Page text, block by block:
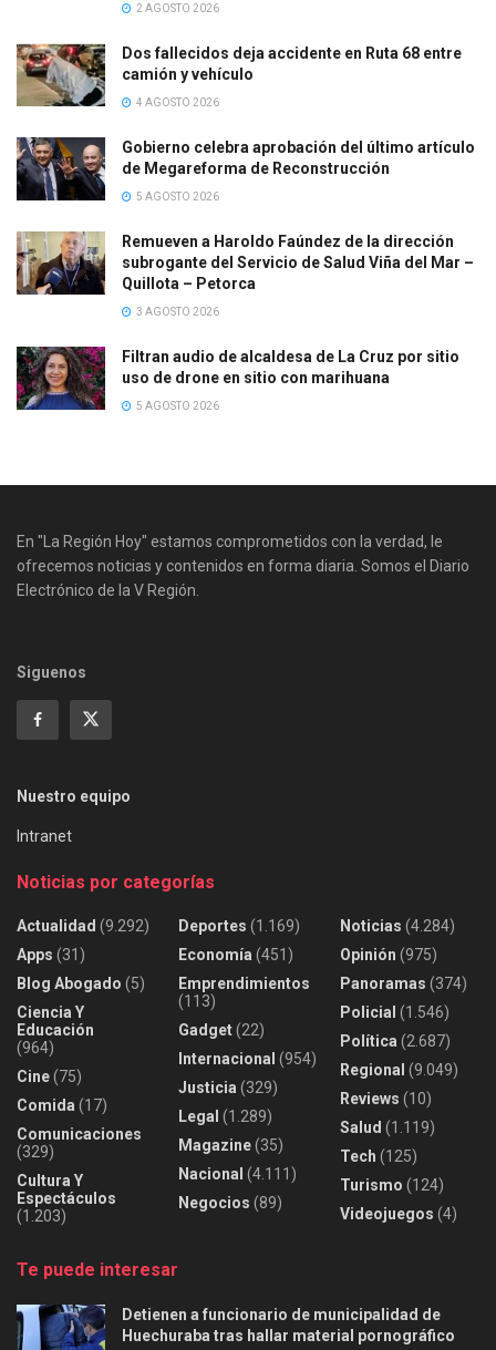
2 AGOSTO 2026
Dos fallecidos deja accidente en Ruta 68 entre
camión y vehículo
4 AGOSTO 2026
Gobierno celebra aprobación del último artículo
de Megareforma de Reconstrucción
5 AGOSTO 2026
Remueven a Haroldo Faúndez de la dirección
subrogante del Servicio de Salud Viña del Mar –
Quillota – Petorca
3 AGOSTO 2026
Filtran audio de alcaldesa de La Cruz por sitio
uso de drone en sitio con marihuana
5 AGOSTO 2026
En "La Región Hoy" estamos comprometidos con la verdad, le
ofrecemos noticias y contenidos en forma diaria. Somos el Diario
Electrónico de la V Región.
Siguenos
Nuestro equipo
Intranet
Noticias por categorías
Actualidad (9.292)
Apps (31)
Blog Abogado (5)
Ciencia Y
Educación
(964)
Cine(75)
Comida (17)
Comunicaciones
(329)
Cultura Y
Espectáculos
(1.203)
Deportes (1.169)
Economía (451)
Emprendimientos
(113)
Gadget(22)
Internacional (954)
Justicia (329)
Legal (1.289)
Magazine(35)
Nacional (4.111)
Negocios (89)
Noticias (4.284)
Opinión (975)
Panoramas (374)
Policial (1.546)
Política (2.687)
Regional (9.049)
Reviews (10)
Salud (1.119)
Tech (125)
Turismo (124)
Videojuegos (4)
Te puede interesar
Detienen a funcionario de municipalidad de
Huechuraba tras hallar material pornográfico